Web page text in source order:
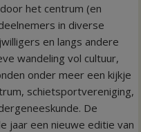
het centrum (en
in diverse
en langs andere
wandeling vol cultuur,
onder meer een kijkje
schietsportvereniging,
De
jaar een nieuwe editie van